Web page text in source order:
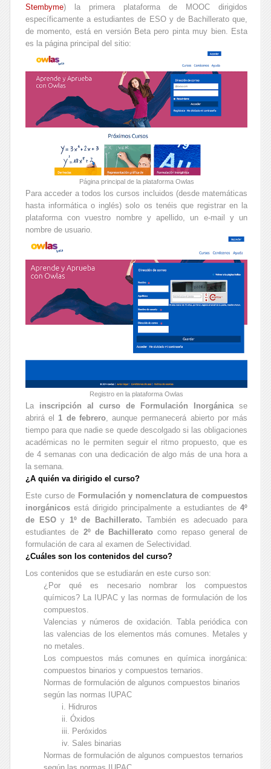
Stembyme) la primera plataforma de MOOC dirigidos
específicamente a estudiantes de ESO y de Bachillerato que,
de momento, está en versión Beta pero pinta muy bien. Esta
es la página principal del sitio:
Página principal de la plataforma Owlas
Para acceder a todos los cursos incluidos (desde matemáticas
hasta informática o inglés) solo os tenéis que registrar en la
plataforma con vuestro nombre y apellido, un e-mail y un
nombre de usuario.
Registro en la plataforma Owlas
La inscripción al curso de Formulación Inorgánica se
abrirá el 1 de febrero, aunque permanecerá abierto por más
tiempo para que nadie se quede descolgado si las obligaciones
académicas no le permiten seguir el ritmo propuesto, que es
de 4 semanas con una dedicación de algo más de una hora a
la semana.
¿A quién va dirigido el curso?
Este curso de Formulación y nomenclatura de compuestos
inorgánicos está dirigido principalmente a estudiantes de 4º
de ESOy 1º de Bachillerato. También es adecuado para
estudiantes de 2º de Bachillerato como repaso general de
formulación de cara al examen de Selectividad.
¿Cuáles son los contenidos del curso?
Los contenidos que se estudiarán en este curso son:
¿Por qué es necesario nombrar los compuestos
químicos? La IUPAC y las normas de formulación de los
compuestos.
Valencias y números de oxidación. Tabla periódica con
las valencias de los elementos más comunes. Metales y
no metales.
Los compuestos más comunes en química inorgánica:
compuestos binarios y compuestos ternarios.
Normas de formulación de algunos compuestos binarios
según las normas IUPAC
i. Hidruros
ii. Óxidos
iii. Peróxidos
iv. Sales binarias
Normas de formulación de algunos compuestos ternarios